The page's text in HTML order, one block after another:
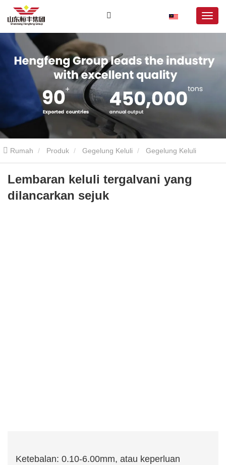
Rumah Produk Gegelung Keluli Gegelung Keluli
Bergalvani Lembaran keluli tergalvani yang dilancarkan sejuk
Lembaran keluli tergalvani yang
dilancarkan sejuk
Ketebalan: 0.10-6.00mm, atau keperluan